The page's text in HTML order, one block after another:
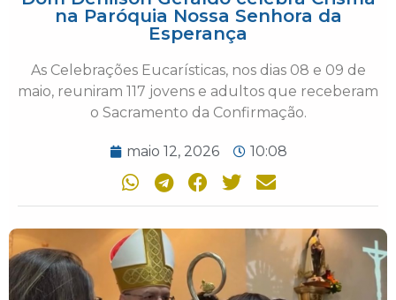
na Paróquia Nossa Senhora da
Esperança
As Celebrações Eucarísticas, nos dias 08 e 09 de
maio, reuniram 117 jovens e adultos que receberam
o Sacramento da Confirmação.
maio 12, 2026 10:08